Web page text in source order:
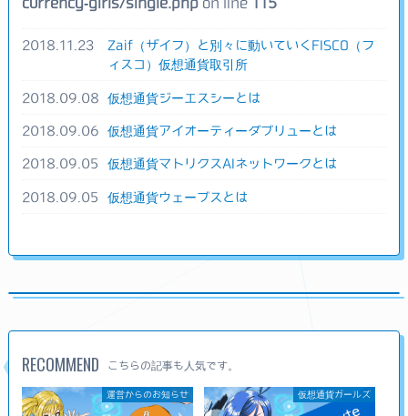
2018.11.23
Zaif（ザイフ）と別々に動いていくFISCO（フ
ィスコ）仮想通貨取引所
2018.09.08 仮想通貨ジーエスシーとは
2018.09.06 仮想通貨アイオーティーダブリューとは
2018.09.05 仮想通貨マトリクスAIネットワークとは
2018.09.05 仮想通貨ウェーブスとは
RECOMMEND こちらの記事も人気です。
運営からのお知らせ 仮想通貨ガールズ